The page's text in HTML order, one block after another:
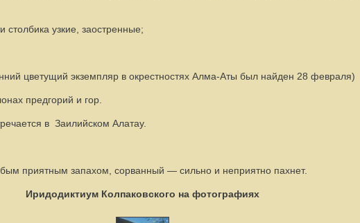
столбика узкие, заостренные;
цветущий экземпляр в окрестностях Алма-Аты был найден 28 февраля)
предгорий и гор.
в Заилийском Алатау.
приятным запахом, сорванный — сильно и неприятно пахнет.
Иридодиктиум Колпаковского на фотографиях